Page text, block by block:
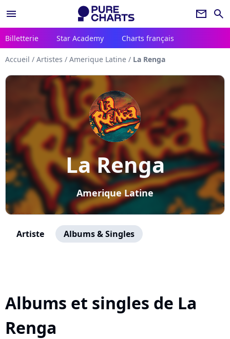
menu newsletter search
Billetterie Star Academy Charts français
Accueil / Artistes / Amerique Latine / La Renga
La Renga
Amerique Latine
Artiste Albums & Singles
Albums et singles de La
Renga